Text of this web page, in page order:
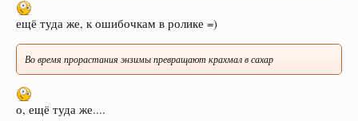
ещё туда же, к ошибочкам в ролике =)
Во время прорастания энзимы превращают крахмал в сахар
о, ещё туда же....